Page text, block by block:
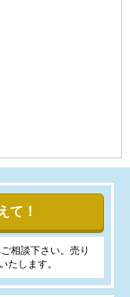
て！
相談下さい。売り
たします。